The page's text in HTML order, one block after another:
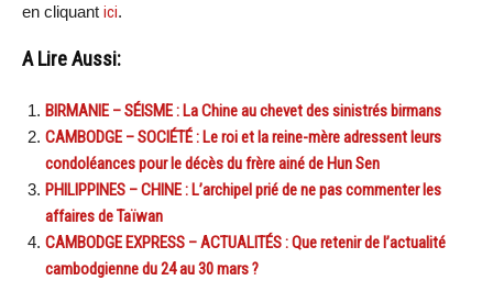
en cliquant ici.
A Lire Aussi:
BIRMANIE – SÉISME : La Chine au chevet des sinistrés birmans
CAMBODGE – SOCIÉTÉ : Le roi et la reine-mère adressent leurs
condoléances pour le décès du frère ainé de Hun Sen
PHILIPPINES – CHINE : L’archipel prié de ne pas commenter les
affaires de Taïwan
CAMBODGE EXPRESS – ACTUALITÉS : Que retenir de l’actualité
cambodgienne du 24 au 30 mars ?